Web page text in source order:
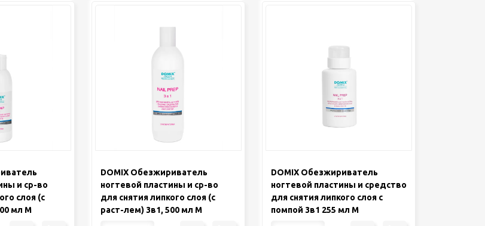
и ср-во
слоя (с
мл М
DOMIX Обезжириватель
ногтевой пластины и ср-во
для снятия липкого слоя (с
раст-лем) 3в1, 500 мл М
DOMIX Обезжириватель
ногтевой пластины и средство
для снятия липкого слоя с
помпой 3в1 255 мл М